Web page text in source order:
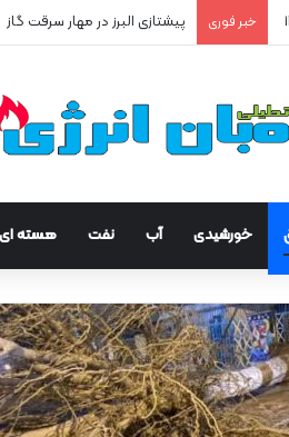
خبر فوری پیشتازی البرز در مهار سرقت گاز
خورشیدی آب نفت هسته ای